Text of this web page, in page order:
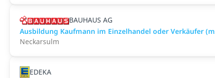
BAUHAUS AG
Ausbildung Kaufmann im Einzelhandel oder Verkäufer
Neckarsulm
EDEKA